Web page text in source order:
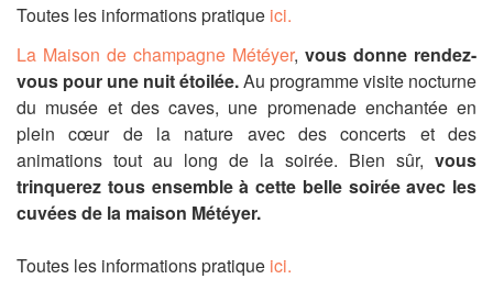
Toutes les informations pratique ici.
La Maison de champagne Météyer, vous donne rendez-
vous pour une nuit étoilée.Au programme visite nocturne
du musée et des caves, une promenade enchantée en
plein cœur de la nature avec des concerts et des
animations tout au long de la soirée. Bien sûr, vous
trinquerez tous ensemble à cette belle soirée avec les
cuvées de la maison Météyer.
Toutes les informations pratique ici.